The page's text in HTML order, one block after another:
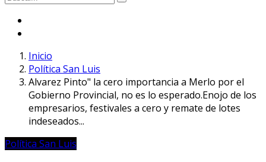
Inicio
Política San Luis
Alvarez Pinto" la cero importancia a Merlo por el
Gobierno Provincial, no es lo esperado.Enojo de los
empresarios, festivales a cero y remate de lotes
indeseados...
Política San Luis